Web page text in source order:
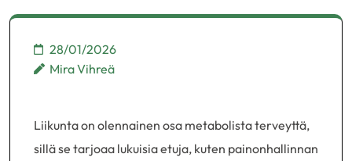
28/01/2026
Mira Vihreä
Liikunta on olennainen osa metabolista terveyttä,
sillä se tarjoaa lukuisia etuja, kuten painonhallinnan